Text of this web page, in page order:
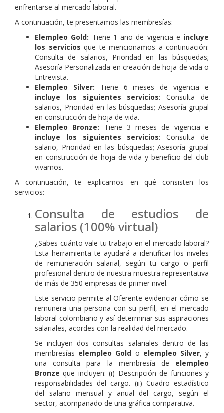
enfrentarse al mercado laboral.
A continuación, te presentamos las membresías:
Elempleo Gold: Tiene 1 año de vigencia e incluye
los servicios que te mencionamos a continuación:
Consulta de salarios, Prioridad en las búsquedas;
Asesoría Personalizada en creación de hoja de vida o
Entrevista.
Elempleo Silver: Tiene 6 meses de vigencia e
incluye los siguientes servicios: Consulta de
salarios, Prioridad en las búsquedas; Asesoría grupal
en construcción de hoja de vida.
Elempleo Bronze: Tiene 3 meses de vigencia e
incluye los siguientes servicios: Consulta de
salario, Prioridad en las búsquedas; Asesoría grupal
en construcción de hoja de vida y beneficio del club
vivamos.
A continuación, te explicamos en qué consisten los
servicios:
Consulta de estudios de
salarios (100% virtual)
¿Sabes cuánto vale tu trabajo en el mercado laboral?
Esta herramienta te ayudará a identificar los niveles
de remuneración salarial, según tu cargo o perfil
profesional dentro de nuestra muestra representativa
de más de 350 empresas de primer nivel.
Este servicio permite al Oferente evidenciar cómo se
remunera una persona con su perfil, en el mercado
laboral colombiano y así determinar sus aspiraciones
salariales, acordes con la realidad del mercado.
Se incluyen dos consultas salariales dentro de las
membresías elempleo Gold o elempleo Silver, y
una consulta para la membresía de elempleo
Bronze que incluyen: (i) Descripción de funciones y
responsabilidades del cargo. (ii) Cuadro estadístico
del salario mensual y anual del cargo, según el
sector, acompañado de una gráfica comparativa.